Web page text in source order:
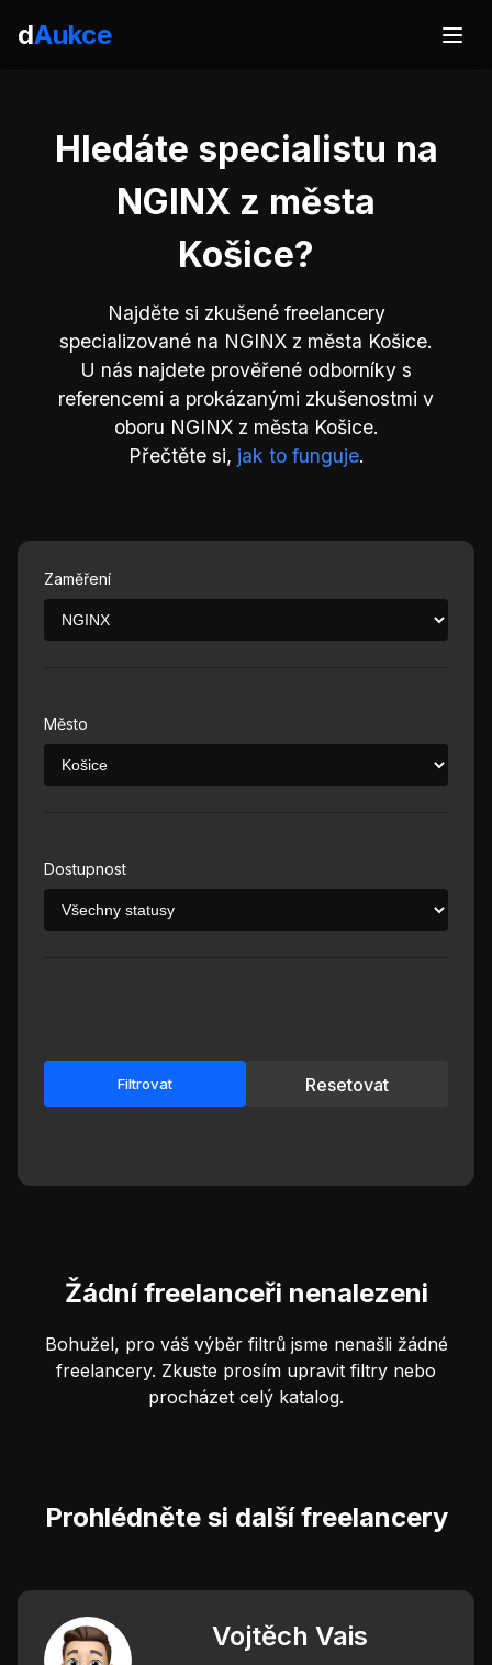
dAukce
Hledáte specialistu na
NGINX z města
Košice?
Najděte si zkušené freelancery
specializované na NGINX z města Košice.
U nás najdete prověřené odborníky s
referencemi a prokázanými zkušenostmi v
oboru NGINX z města Košice.
Přečtěte si, jak to funguje.
Zaměření
Město
Dostupnost
Filtrovat Resetovat
Žádní freelanceři nenalezeni
Bohužel, pro váš výběr filtrů jsme nenašli žádné
freelancery. Zkuste prosím upravit filtry nebo
procházet celý katalog.
Prohlédněte si další freelancery
Vojtěch Vais